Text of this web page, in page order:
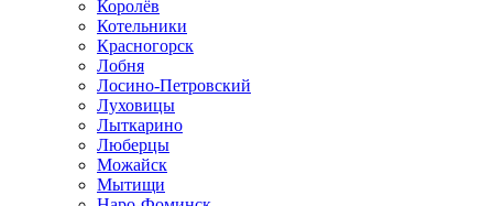
Королёв
Котельники
Красногорск
Лобня
Лосино-Петровский
Луховицы
Лыткарино
Люберцы
Можайск
Мытищи